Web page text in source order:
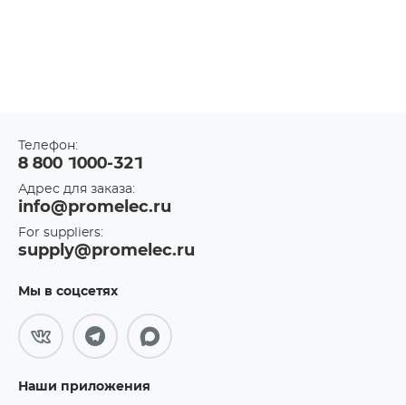
Телефон:
8 800 1000-321
Адрес для заказа:
info@promelec.ru
For suppliers:
supply@promelec.ru
Мы в соцсетях
Наши приложения